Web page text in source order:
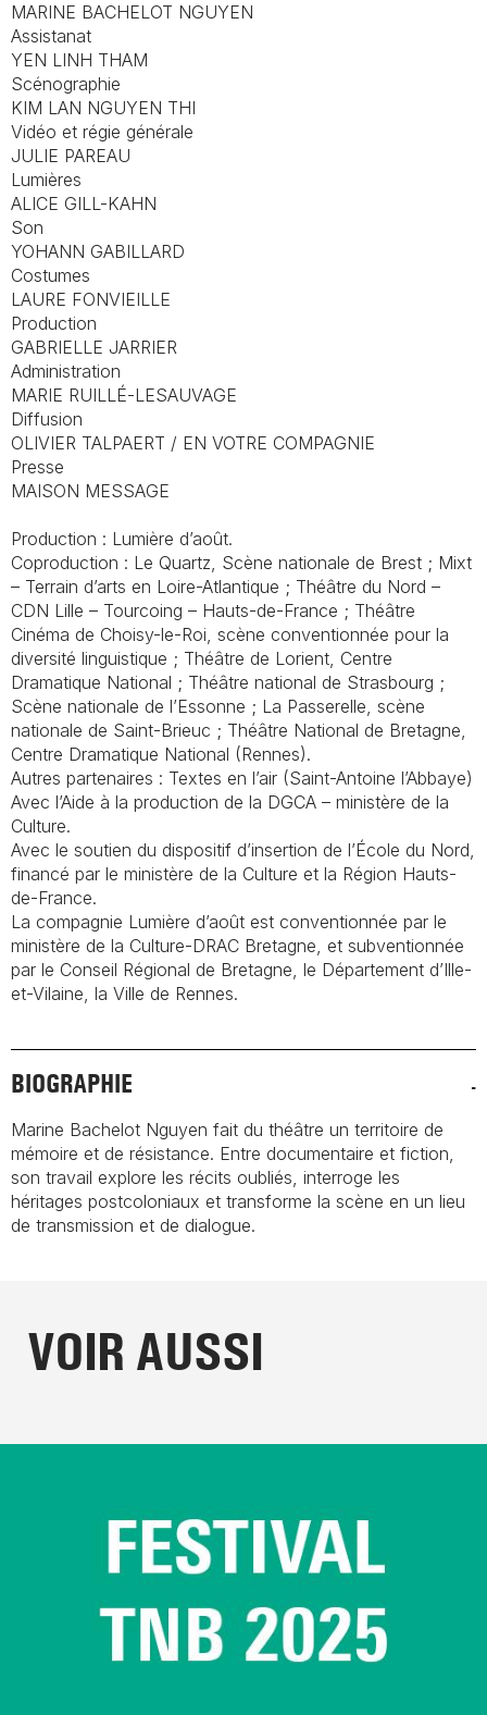
MARINE BACHELOT NGUYEN
Assistanat
YEN LINH THAM
Scénographie
KIM LAN NGUYEN THI
Vidéo et régie générale
JULIE PAREAU
Lumières
ALICE GILL-KAHN
Son
YOHANN GABILLARD
Costumes
LAURE FONVIEILLE
Production
GABRIELLE JARRIER
Administration
MARIE RUILLÉ-LESAUVAGE
Diffusion
OLIVIER TALPAERT / EN VOTRE COMPAGNIE
Presse
MAISON MESSAGE
Production : Lumière d’août.
Coproduction : Le Quartz, Scène nationale de Brest ; Mixt
– Terrain d’arts en Loire-Atlantique ; Théâtre du Nord –
CDN Lille – Tourcoing – Hauts-de-France ; Théâtre
Cinéma de Choisy-le-Roi, scène conventionnée pour la
diversité linguistique ; Théâtre de Lorient, Centre
Dramatique National ; Théâtre national de Strasbourg ;
Scène nationale de l’Essonne ; La Passerelle, scène
nationale de Saint-Brieuc ; Théâtre National de Bretagne,
Centre Dramatique National (Rennes).
Autres partenaires : Textes en l’air (Saint-Antoine l’Abbaye)
Avec l’Aide à la production de la DGCA – ministère de la
Culture.
Avec le soutien du dispositif d’insertion de l’École du Nord,
financé par le ministère de la Culture et la Région Hauts-
de-France.
La compagnie Lumière d’août est conventionnée par le
ministère de la Culture-DRAC Bretagne, et subventionnée
par le Conseil Régional de Bretagne, le Département d’Ille-
et-Vilaine, la Ville de Rennes.
BIOGRAPHIE
Marine Bachelot Nguyen fait du théâtre un territoire de
mémoire et de résistance. Entre documentaire et fiction,
son travail explore les récits oubliés, interroge les
héritages postcoloniaux et transforme la scène en un lieu
de transmission et de dialogue.
VOIR AUSSI